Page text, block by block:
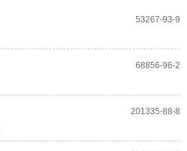
53267-93-9
68856-96-2
201335-88-8